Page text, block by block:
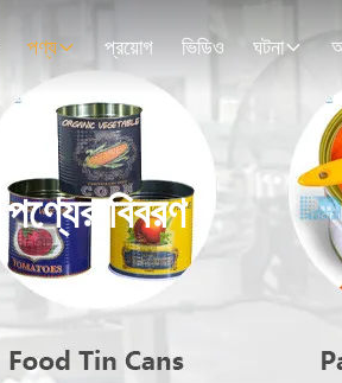
পণ্য প্রয়োগ ভিডিও ঘটনা
পণ্যের বিবরণ